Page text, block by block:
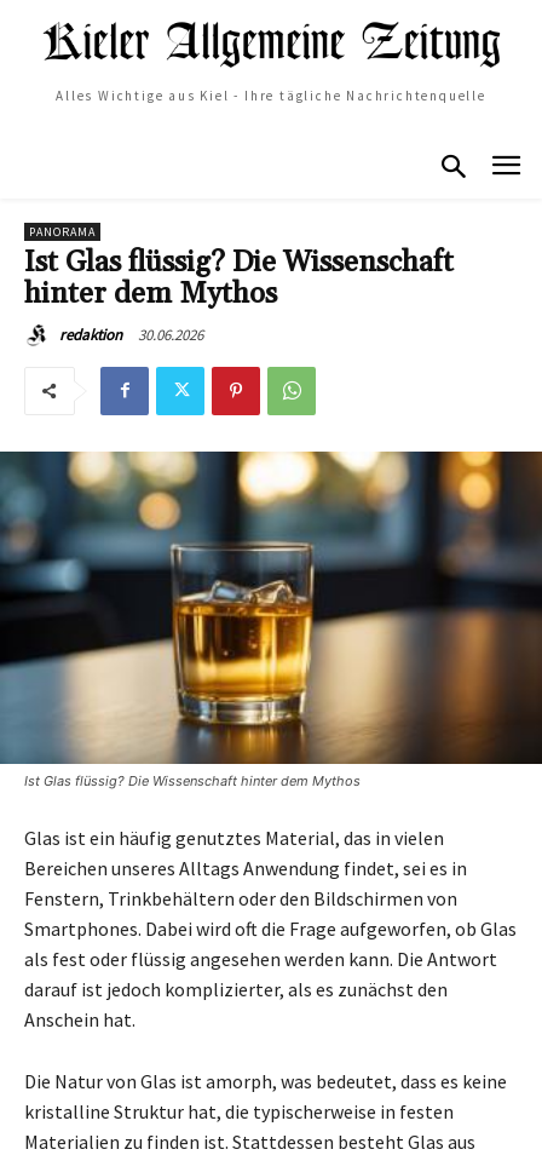
Alles Wichtige aus Kiel - Ihre tägliche Nachrichtenquelle
PANORAMA
Ist Glas flüssig? Die Wissenschaft
hinter dem Mythos
redaktion 30.06.2026
Ist Glas flüssig? Die Wissenschaft hinter dem Mythos
Glas ist ein häufig genutztes Material, das in vielen
Bereichen unseres Alltags Anwendung findet, sei es in
Fenstern, Trinkbehältern oder den Bildschirmen von
Smartphones. Dabei wird oft die Frage aufgeworfen, ob Glas
als fest oder flüssig angesehen werden kann. Die Antwort
darauf ist jedoch komplizierter, als es zunächst den
Anschein hat.
Die Natur von Glas ist amorph, was bedeutet, dass es keine
kristalline Struktur hat, die typischerweise in festen
Materialien zu finden ist. Stattdessen besteht Glas aus